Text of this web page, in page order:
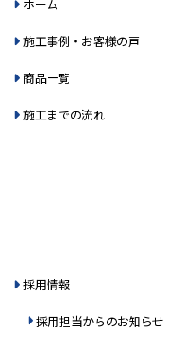
ホーム
施工事例・お客様の声
商品一覧
施工までの流れ
採用情報
採用担当からのお知らせ